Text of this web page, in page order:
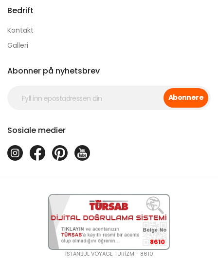
Bedrift
Kontakt
Galleri
Abonner på nyhetsbrev
Abonnere
Sosiale medier
8610
İSTANBUL VOYAGE TURİZM - 8610